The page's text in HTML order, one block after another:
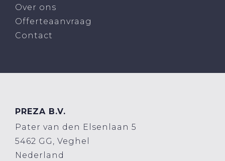
Over ons
Offerteaanvraag
Contact
PREZA B.V.
Pater van den Elsenlaan 5
5462 GG, Veghel
Nederland